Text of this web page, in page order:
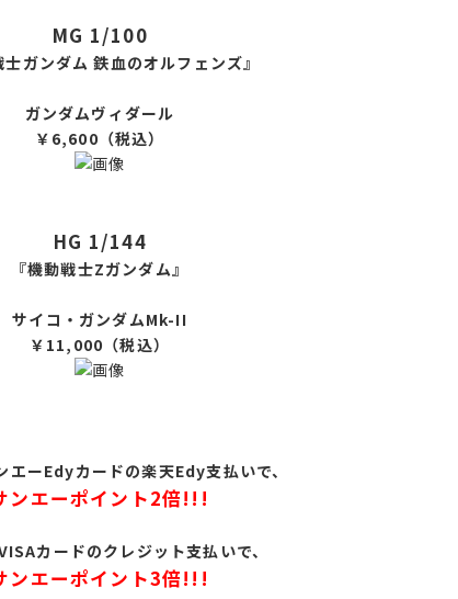
MG 1/100
ガンダム 鉄血のオルフェンズ』
ガンダムヴィダール
￥6,600（税込）
HG 1/144
『機動戦士Zガンダム』
サイコ・ガンダムMk-II
￥11,000（税込）
ーEdyカードの楽天Edy支払いで、
ンエーポイント2倍!!!
カードのクレジット支払いで、
ンエーポイント3倍!!!